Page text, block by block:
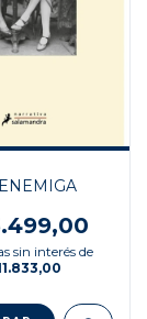
sin interés de